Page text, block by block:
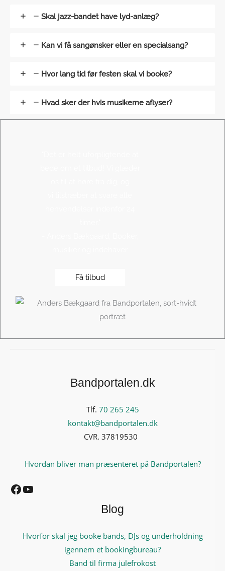
Skal jazz-bandet have lyd-anlæg?
Kan vi få sangønsker eller en specialsang?
Hvor lang tid før festen skal vi booke?
Hvad sker der hvis musikerne aflyser?
Få tilbud
Bandportalen.dk
Tlf. 70 265 245
kontakt@bandportalen.dk
CVR. 37819530
Hvordan bliver man præsenteret på Bandportalen?
Facebook
YouTube
Blog
Hvorfor skal jeg booke bands, DJs og underholdning
igennem et bookingbureau?
Band til firma julefrokost